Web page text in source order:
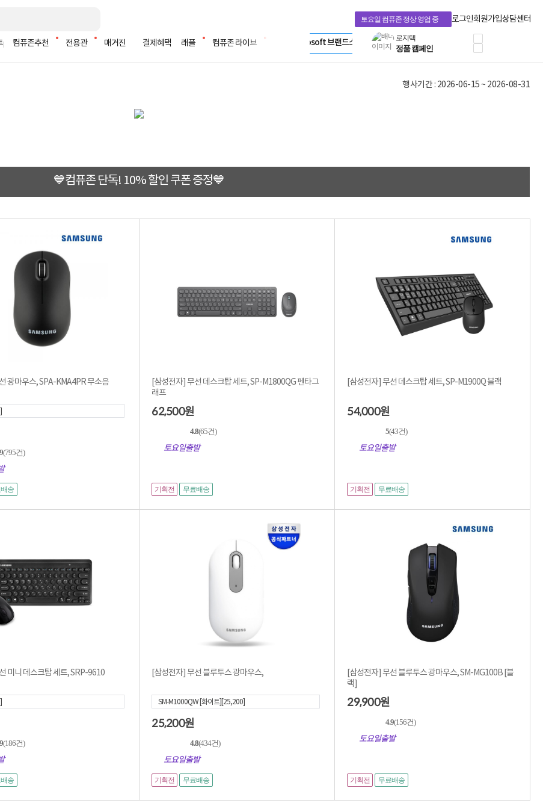
토요일 컴퓨존 정상 영업 중 로그인회원가입상담센터
컴퓨존추천 전용관 매거진 결제혜택 래플 컴퓨존 라이브
LG gram & 브랜드스토어
Microsoft 브랜드스토어
AMD 브랜드스토어
타협 없는 게이밍
HP OMEN
로지텍
정품 캠페인
삼성 키보드&마우스
케이블메이트 3분기
스마트 오피스환경
HP 프로북 4
누적 금액 별
적립금 페이백!
Dell 구매왕
상품권 30만원
삼성모니터 여름맞이
특별 할인 이벤트
HP 워크스테이션
HP올인원 단독특가
네트워크 자재
프로 에센셜
행사기간 : 2026-06-15 ~ 2026-08-31
💙컴퓨존 단독! 10% 할인 쿠폰 증정💙
광마우스, SPA-KMA4PR 무소음
(795건)
송
[삼성전자] 무선 데스크탑 세트, SP-M1800QG 펜타그
래프
62,500원
4.8(65건)
토요일출발
무료배송
기획전
[삼성전자] 무선 데스크탑 세트, SP-M1900Q 블랙
54,000원
5(43건)
토요일출발
무료배송
기획전
미니 데스크탑 세트, SRP-9610
(186건)
송
[삼성전자] 무선 블루투스 광마우스,
SM-M1000QW [화이트][25,200]
25,200원
4.8(434건)
토요일출발
무료배송
기획전
[삼성전자] 무선 블루투스 광마우스, SM-MG100B [블
랙]
29,900원
4.9(156건)
토요일출발
무료배송
기획전